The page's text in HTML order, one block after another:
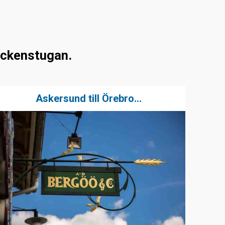
Askersund till Örebro...